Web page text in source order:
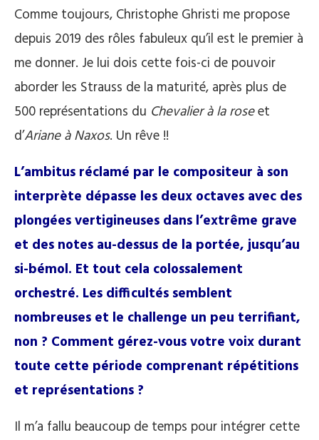
Comme toujours, Christophe Ghristi me propose
depuis 2019 des rôles fabuleux qu’il est le premier à
me donner. Je lui dois cette fois-ci de pouvoir
aborder les Strauss de la maturité, après plus de
500 représentations du Chevalier à la roseet
d’Ariane à Naxos. Un rêve !!
L’ambitus réclamé par le compositeur à son
interprète dépasse les deux octaves avec des
plongées vertigineuses dans l’extrême grave
et des notes au-dessus de la portée, jusqu’au
si-bémol. Et tout cela colossalement
orchestré. Les difficultés semblent
nombreuses et le challenge un peu terrifiant,
non ? Comment gérez-vous votre voix durant
toute cette période comprenant répétitions
et représentations ?
Il m’a fallu beaucoup de temps pour intégrer cette